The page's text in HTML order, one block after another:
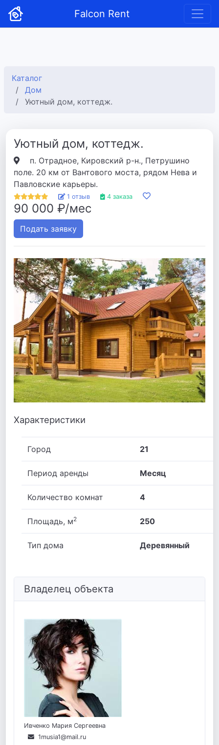
Falcon Rent
Каталог
Дом
Уютный дом, коттедж.
Уютный дом, коттедж.
п. Отрадное, Кировский р-н., Петрушино
поле. 20 км от Вантового моста, рядом Нева и
Павловские карьеры.
1 отзыв 4 заказа
90 000 ₽/мес
Подать заявку
Характеристики
Город 21
Период аренды Месяц
Количество комнат 4
Площадь, м2 250
Тип дома Деревянный
Владелец объекта
Ивченко Мария Сергеевна
1musia1@mail.ru